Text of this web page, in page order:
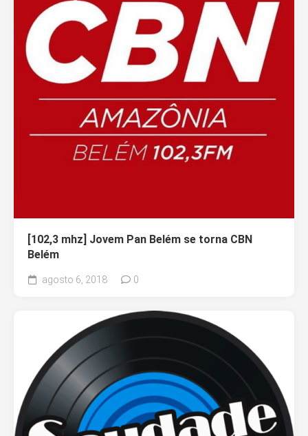
[102,3 mhz] Jovem Pan Belém se torna CBN
Belém
agosto 6, 2018 0